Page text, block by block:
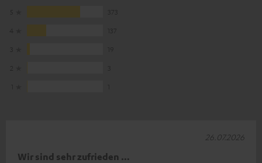
Wir sind sehr zufrieden …
26.07.2026